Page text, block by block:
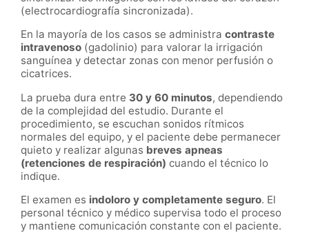
(electrocardiografía sincronizada).
En la mayoría de los casos se administra contraste
intravenoso (gadolinio) para valorar la irrigación
sanguínea y detectar zonas con menor perfusión o
cicatrices.
La prueba dura entre 30 y 60 minutos, dependiendo
de la complejidad del estudio. Durante el
procedimiento, se escuchan sonidos rítmicos
normales del equipo, y el paciente debe permanecer
quieto y realizar algunas breves apneas
(retenciones de respiración) cuando el técnico lo
indique.
El examen es indoloro y completamente seguro. El
personal técnico y médico supervisa todo el proceso
y mantiene comunicación constante con el paciente.